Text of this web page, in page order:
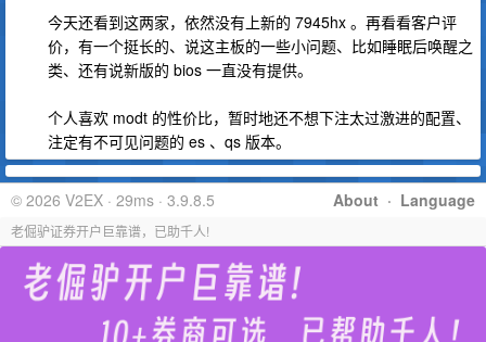
今天还看到这两家，依然没有上新的 7945hx 。再看看客户评
价，有一个挺长的、说这主板的一些小问题、比如睡眠后唤醒之
类、还有说新版的 bios 一直没有提供。
个人喜欢 modt 的性价比，暂时地还不想下注太过激进的配置、
注定有不可见问题的 es 、qs 版本。
About · Language
© 2026 V2EX · 29ms · 3.9.8.5
老倔驴证券开户巨靠谱，已助千人!